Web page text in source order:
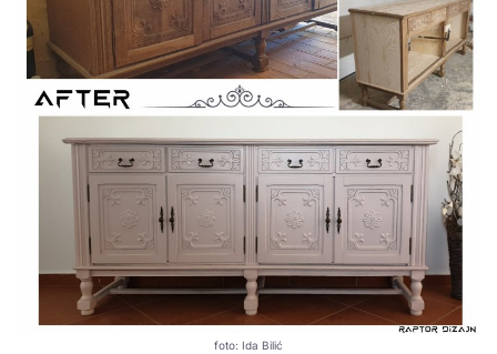
foto: Ida Bilić